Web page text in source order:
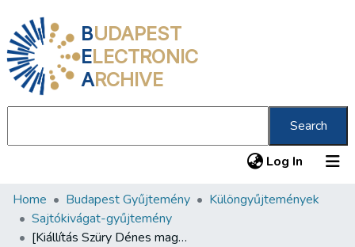
BUDAPEST
ELECTRONIC
ARCHIVE
Search
Log In (current)
Communities & Collections
All of DSpace
Home Budapest Gyűjtemény
Különgyűjtemények
Sajtókivágat-gyűjtemény
[Kiállítás Szüry Dénes magyar irodalmi gyűjteményéből]